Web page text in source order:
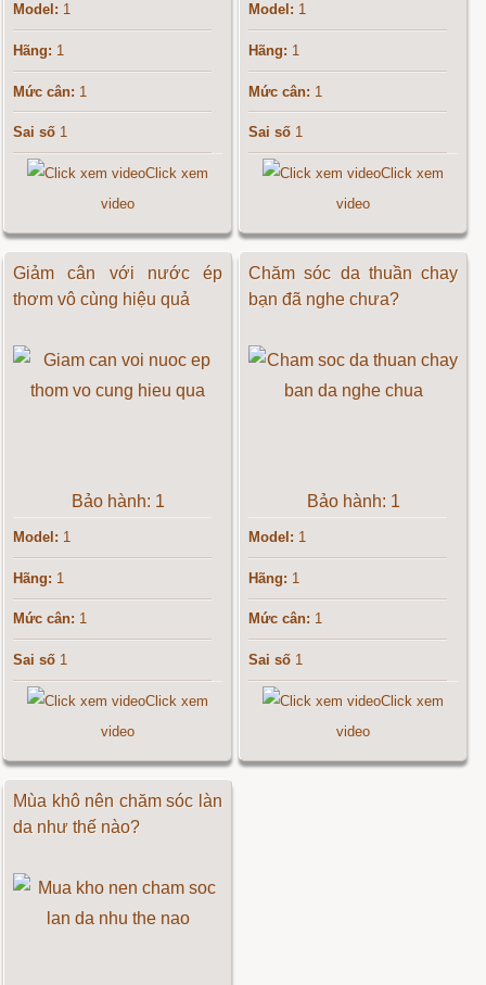
Model: 1
Hãng: 1
Mức cân: 1
Sai số 1
Click xem
video
Model: 1
Hãng: 1
Mức cân: 1
Sai số 1
Click xem
video
Giảm cân với nước ép
thơm vô cùng hiệu quả
Bảo hành: 1
Model: 1
Hãng: 1
Mức cân: 1
Sai số 1
Click xem
video
Chăm sóc da thuần chay
bạn đã nghe chưa?
Bảo hành: 1
Model: 1
Hãng: 1
Mức cân: 1
Sai số 1
Click xem
video
Mùa khô nên chăm sóc làn
da như thế nào?